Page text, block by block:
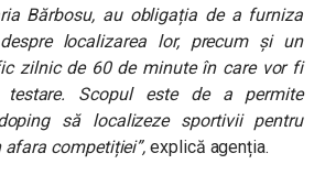
Bărbosu, au obligația de a furniza
localizarea lor, precum și un
zilnic de 60 de minute în care vor fi
testare. Scopul este de a permite
să localizeze sportivii pentru
afara competiției”,explică agenția.